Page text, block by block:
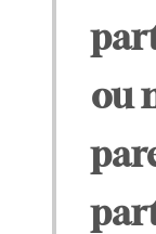
ou